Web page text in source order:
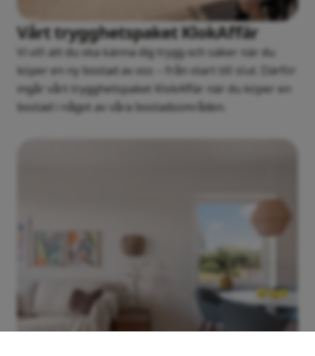
Vårt trygghetspaket KlokAffär
Vi vill att du ska känna dig trygg och säker när du
köper en ny bostad av oss – från start till slut. Därför
ingår vårt trygghetspaket KlokAffär när du köper en
bostad i något av våra bostadsområden.